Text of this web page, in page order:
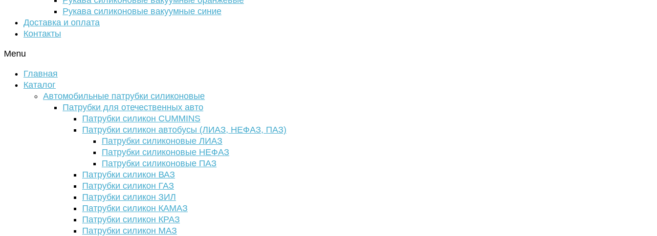
Рукава силиконовые вакуумные синие
Доставка и оплата
Контакты
Menu
Главная
Каталог
Автомобильные патрубки силиконовые
Патрубки для отечественных авто
Патрубки силикон CUMMINS
Патрубки силикон автобусы (ЛИАЗ, НЕФАЗ, ПАЗ)
Патрубки силиконовые ЛИАЗ
Патрубки силиконовые НЕФАЗ
Патрубки силиконовые ПАЗ
Патрубки силикон ВАЗ
Патрубки силикон ГАЗ
Патрубки силикон ЗИЛ
Патрубки силикон КАМАЗ
Патрубки силикон КРАЗ
Патрубки силикон МАЗ